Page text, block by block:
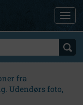
fra
Udendørs foto,